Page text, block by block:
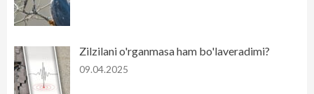
Zilzilani o'rganmasa ham bo'laveradimi?
09.04.2025